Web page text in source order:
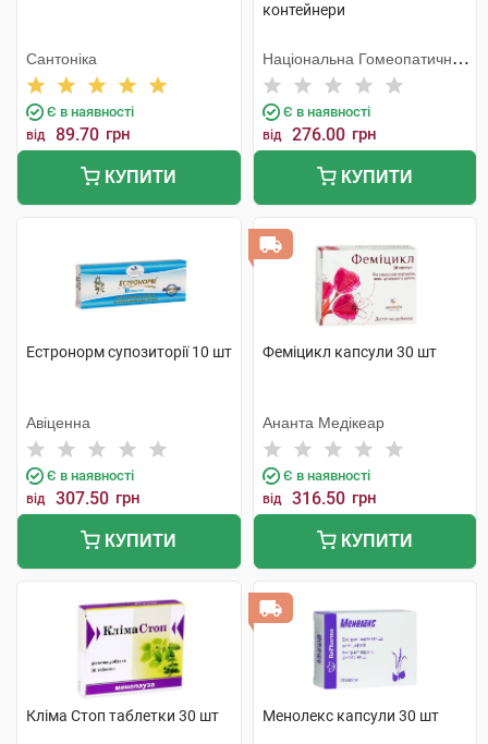
Сантоніка
Є в наявності
від 89.70 грн
КУПИТИ
контейнери
Національна Гомеопатична
Спілка
Є в наявності
від 276.00 грн
КУПИТИ
Естронорм супозиторії 10 шт
Авіценна
Є в наявності
від 307.50 грн
КУПИТИ
Феміцикл капсули 30 шт
Ананта Медікеар
Є в наявності
від 316.50 грн
КУПИТИ
Кліма Стоп таблетки 30 шт Менолекс капсули 30 шт